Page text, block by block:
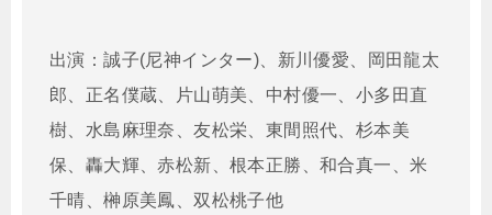
出演：誠子(尼神インター)、新川優愛、岡田龍太
郎、正名僕蔵、片山萌美、中村優一、小多田直
樹、水島麻理奈、友松栄、東間照代、杉本美
保、轟大輝、赤松新、根本正勝、和合真一、米
千晴、榊原美鳳、双松桃子他